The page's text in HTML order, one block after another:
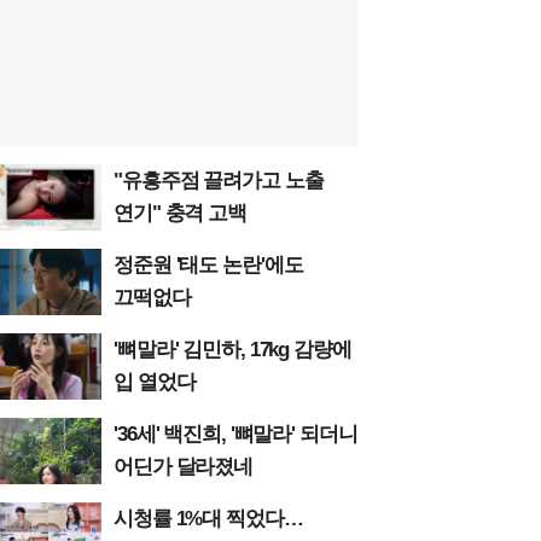
"유흥주점 끌려가고 노출
연기" 충격 고백
정준원 '태도 논란'에도
끄떡없다
'뼈말라' 김민하, 17kg 감량에
입 열었다
'36세' 백진희, '뼈말라' 되더니
어딘가 달라졌네
시청률 1%대 찍었다…